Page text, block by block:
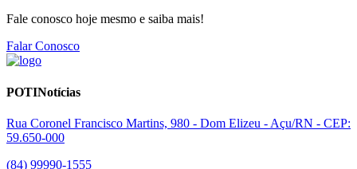
Fale conosco hoje mesmo e saiba mais!
Falar Conosco
POTINotícias
Rua Coronel Francisco Martins, 980 - Dom Elizeu - Açu/RN - CEP:
59.650-000
(84) 99990-1555